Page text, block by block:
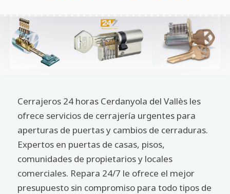
Cerrajeros 24 horas Cerdanyola del Vallès les
ofrece servicios de cerrajería urgentes para
aperturas de puertas y cambios de cerraduras.
Expertos en puertas de casas, pisos,
comunidades de propietarios y locales
comerciales. Repara 24/7 le ofrece el mejor
presupuesto sin compromiso para todo tipos de